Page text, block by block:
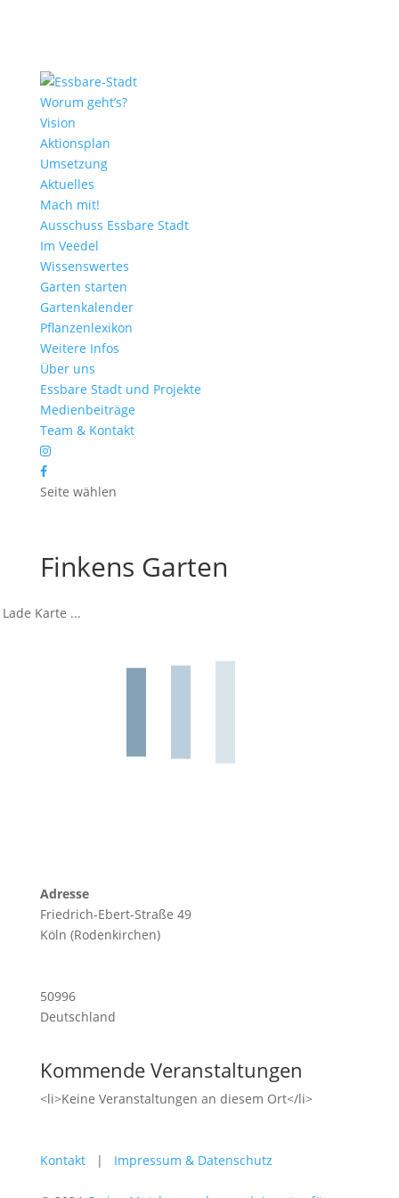
Worum geht’s?
Vision
Aktionsplan
Umsetzung
Aktuelles
Mach mit!
Ausschuss Essbare Stadt
Im Veedel
Wissenswertes
Garten starten
Gartenkalender
Pflanzenlexikon
Weitere Infos
Über uns
Essbare Stadt und Projekte
Medienbeiträge
Team & Kontakt
Seite wählen
Finkens Garten
Lade Karte ...
Adresse
Friedrich-Ebert-Straße 49
Köln (Rodenkirchen)
50996
Deutschland
Kommende Veranstaltungen
<li>Keine Veranstaltungen an diesem Ort</li>
Kontakt | Impressum & Datenschutz